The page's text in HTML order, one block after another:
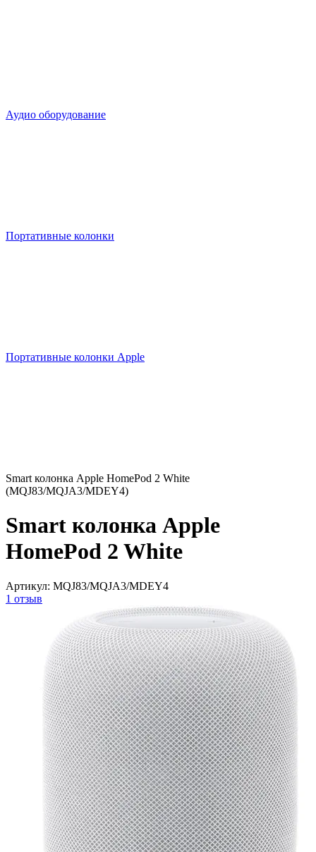
Аудио оборудование
Портативные колонки
Портативные колонки Apple
Smart колонка Apple HomePod 2 White
(MQJ83/MQJA3/MDEY4)
Smart колонка Apple
HomePod 2 White
Артикул: MQJ83/MQJA3/MDEY4
1 отзыв